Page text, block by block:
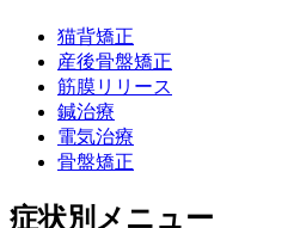
猫背矯正
産後骨盤矯正
筋膜リリース
鍼治療
電気治療
骨盤矯正
症状別メニュー